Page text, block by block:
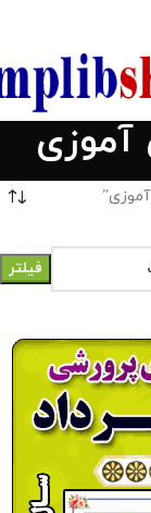
آموزی
فیلتر